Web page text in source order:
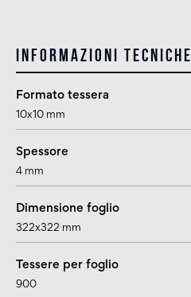
Informazioni tecniche
Formato tessera
10x10 mm
Spessore
4 mm
Dimensione foglio
322x322 mm
Tessere per foglio
900